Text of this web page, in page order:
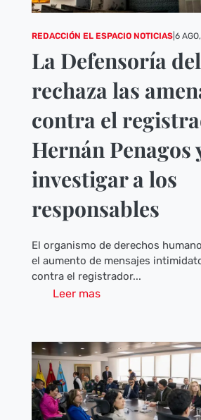
REDACCIÓN EL ESPACIO NOTICIAS| 6
La Defensoría
rechaza las
contra el
Hernán Penagos
investigar a los
responsables
El organismo de derechos
el aumento de mensajes
contra el registrador...
Leer mas